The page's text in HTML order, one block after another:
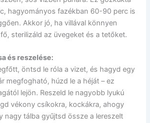
hagyományos fazékban 60-90 perc is
Akkor jó, ha villával könnyen
sterilizáld az üvegeket és a tetőket.
és reszelése:
öntsd le róla a vizet, és hagyd egy
megfogható, húzd le a héját – ez
lejön. Reszeld le nagyobb lyukú
vékony csíkokra, kockákra, ahogy
nagy tálba gyűjtsd össze a lereszelt